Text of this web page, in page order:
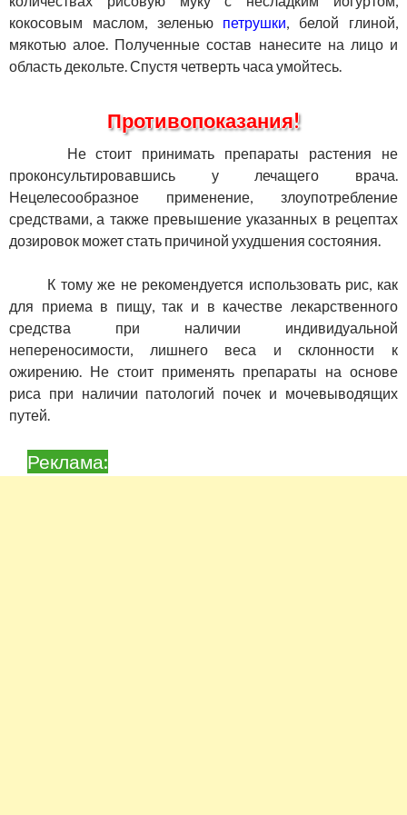
кокосовым маслом, зеленью петрушки, белой глиной,
мякотью алое. Полученные состав нанесите на лицо и
область декольте. Спустя четверть часа умойтесь.
Противопоказания!
Не стоит принимать препараты растения не
проконсультировавшись у лечащего врача.
Нецелесообразное применение, злоупотребление
средствами, а также превышение указанных в рецептах
дозировок может стать причиной ухудшения состояния.
К тому же не рекомендуется использовать рис, как
для приема в пищу, так и в качестве лекарственного
средства при наличии индивидуальной
непереносимости, лишнего веса и склонности к
ожирению. Не стоит применять препараты на основе
риса при наличии патологий почек и мочевыводящих
путей.
Реклама: